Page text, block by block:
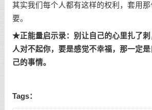
其实我们每个人都有这样的权利，套用
要。
★正能量启示录：别让自己的心里扎了
人对不起你，要是感觉不幸福，那一定
己的事情。
Tags：